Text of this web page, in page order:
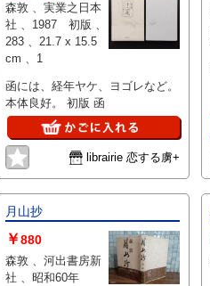
森敦 、実業之日本
社 、1987 初版 、
283 、21.7 x 15.5
cm 、1
函には、経年ヤケ、ヨゴレなど。
本体良好。 初版 函
librairie 恋する虜+
月山抄
￥880
森敦 、河出書房新
社 、昭和60年